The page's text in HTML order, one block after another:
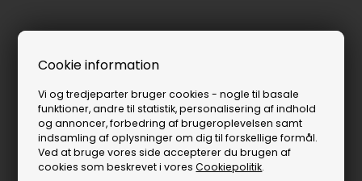
Cookie information
Vi og tredjeparter bruger cookies - nogle til basale
funktioner, andre til statistik, personalisering af indhold
og annoncer, forbedring af brugeroplevelsen samt
indsamling af oplysninger om dig til forskellige formål.
Ved at bruge vores side accepterer du brugen af
cookies som beskrevet i voresCookiepolitik.